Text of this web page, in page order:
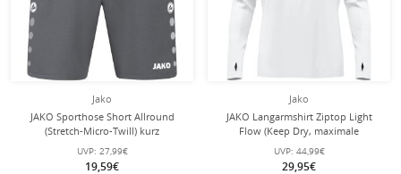
Jako
JAKO Sporthose Short Allround
(Stretch-Micro-Twill) kurz
anthrazitgrau Jungen
UVP: 27,99€
19,59€
Jako
JAKO Langarmshirt Ziptop Light
Flow (Keep Dry, maximale
Bewegungsfreiheit) weiss Kinder
UVP: 44,99€
29,95€